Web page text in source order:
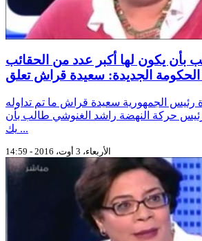
بأن يكون لها أكبر عدد من الحقائب
الحكومة الجديدة: سعيدة قراش تعلق
رئيس الجمهورية سعيدة قراش ما تم تداوله
حركة النهضة راشد الغنوشي طالب بأن
يك ...
الأربعاء، 3 أوت، 2016 - 14:59